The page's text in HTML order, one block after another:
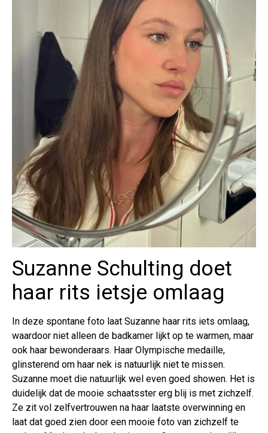
Suzanne Schulting doet
haar rits ietsje omlaag
In deze spontane foto laat Suzanne haar rits iets omlaag,
waardoor niet alleen de badkamer lijkt op te warmen, maar
ook haar bewonderaars. Haar Olympische medaille,
glinsterend om haar nek is natuurlijk niet te missen.
Suzanne moet die natuurlijk wel even goed showen. Het is
duidelijk dat de mooie schaatsster erg blij is met zichzelf.
Ze zit vol zelfvertrouwen na haar laatste overwinning en
laat dat goed zien door een mooie foto van zichzelf te